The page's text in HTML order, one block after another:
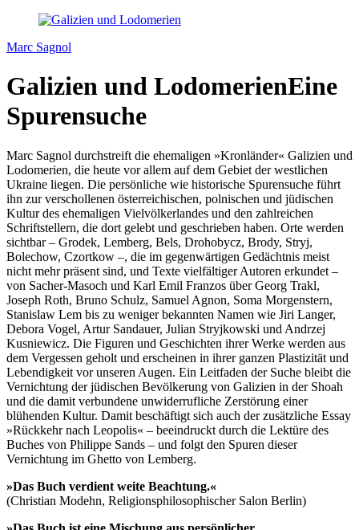
Marc Sagnol
Galizien und LodomerienEine
Spurensuche
Marc Sagnol durchstreift die ehemaligen »Kronländer« Galizien und
Lodomerien, die heute vor allem auf dem Gebiet der westlichen
Ukraine liegen. Die persönliche wie historische Spurensuche führt
ihn zur verschollenen österreichischen, polnischen und jüdischen
Kultur des ehemaligen Vielvölkerlandes und den zahlreichen
Schriftstellern, die dort gelebt und geschrieben haben. Orte werden
sichtbar – Grodek, Lemberg, Bels, Drohobycz, Brody, Stryj,
Bolechow, Czortkow –, die im gegenwärtigen Gedächtnis meist
nicht mehr präsent sind, und Texte vielfältiger Autoren erkundet –
von Sacher-Masoch und Karl Emil Franzos über Georg Trakl,
Joseph Roth, Bruno Schulz, Samuel Agnon, Soma Morgenstern,
Stanislaw Lem bis zu weniger bekannten Namen wie Jiri Langer,
Debora Vogel, Artur Sandauer, Julian Stryjkowski und Andrzej
Kusniewicz. Die Figuren und Geschichten ihrer Werke werden aus
dem Vergessen geholt und erscheinen in ihrer ganzen Plastizität und
Lebendigkeit vor unseren Augen. Ein Leitfaden der Suche bleibt die
Vernichtung der jüdischen Bevölkerung von Galizien in der Shoah
und die damit verbundene unwiderrufliche Zerstörung einer
blühenden Kultur. Damit beschäftigt sich auch der zusätzliche Essay
»Rückkehr nach Leopolis« – beeindruckt durch die Lektüre des
Buches von Philippe Sands – und folgt den Spuren dieser
Vernichtung im Ghetto von Lemberg.
»Das Buch verdient weite Beachtung.«
(Christian Modehn, Religionsphilosophischer Salon Berlin)